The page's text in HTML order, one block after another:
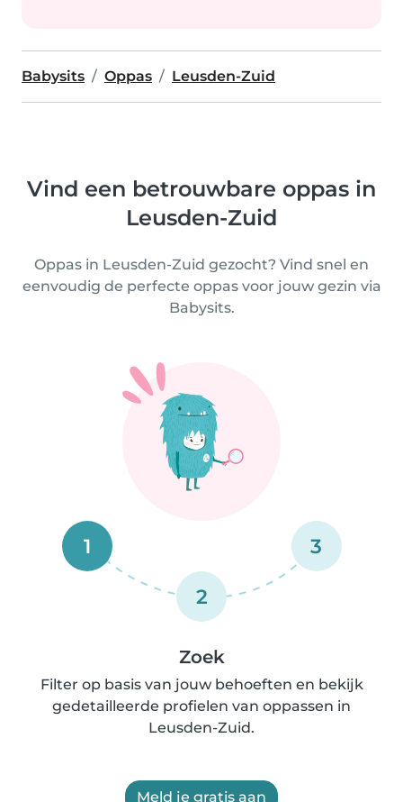
Babysits Oppas Leusden-Zuid
Vind een betrouwbare oppas in
Leusden-Zuid
Oppas in Leusden-Zuid gezocht? Vind snel en
eenvoudig de perfecte oppas voor jouw gezin via
Babysits.
1
2
3
Zoek
Filter op basis van jouw behoeften en bekijk
gedetailleerde profielen van oppassen in
Leusden-Zuid.
Meld je gratis aan